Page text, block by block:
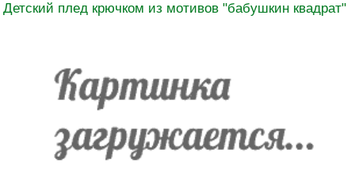
Детский плед крючком из мотивов "бабушкин квадрат"